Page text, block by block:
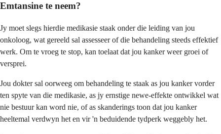
Emtansine te neem?
Jy moet slegs hierdie medikasie staak onder die leiding van jou
onkoloog, wat gereeld sal assesseer of die behandeling steeds effektief
werk. Om te vroeg te stop, kan toelaat dat jou kanker weer groei of
versprei.
Jou dokter sal oorweeg om behandeling te staak as jou kanker vorder
ten spyte van die medikasie, as jy ernstige newe-effekte ontwikkel wat
nie bestuur kan word nie, of as skanderings toon dat jou kanker
heeltemal verdwyn het en vir 'n beduidende tydperk weggebly het.